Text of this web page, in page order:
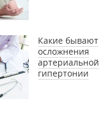
Какие бывают
осложнения
артериальной
гипертонии